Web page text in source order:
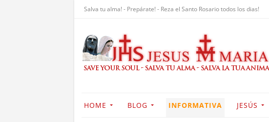
Salva tu alma! - Prepárate! - Reza el Santo Rosario todos los dias!
HOME BLOG INFORMATIVA JESÚS